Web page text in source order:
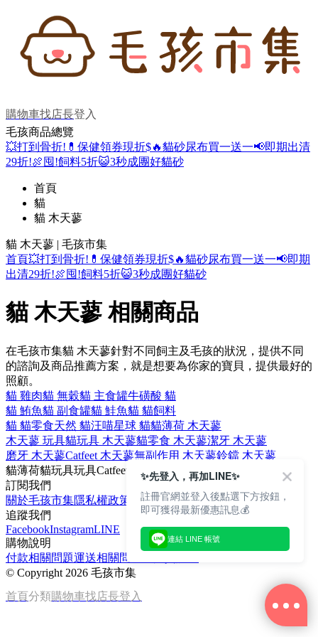
購物車找店長登入
毛孩商品總覽
💥打到骨折! 💊保健領券現折$🔥貓砂尿布買一送一📢即期出清
29折!🍖囤!飼料5折😺3秒成團好貓砂
首頁
貓
貓 木天蓼
貓 木天蓼 | 毛孩市集
首頁💥打到骨折! 💊保健領券現折$🔥貓砂尿布買一送一📢即期
出清29折!🍖囤!飼料5折😺3秒成團好貓砂
貓 木天蓼 相關商品
在毛孩市集貓 木天蓼針對不同飼主及毛孩的狀況，提供不同
的諮詢及商品推薦方案，就是想要為你家的寶貝，提供最好的
照顧。
貓 雞肉貓 無穀貓 主食罐牛磺酸 貓
貓 鮪魚貓 副食罐貓 鮭魚貓 貓飼料
貓 貓零食天然 貓汪喵星球 貓貓薄荷 木天蓼
木天蓼 玩具貓玩具 木天蓼貓零食 木天蓼潔牙 木天蓼
磨牙 木天蓼Catfeet 木天蓼無副作用 木天蓼鈴鐺 木天蓼
貓薄荷貓玩具玩具Catfeet
磨牙
訂閱我們
關於毛孩市集隱私權政策
文章
追蹤我們
FacebookInstagramLINE
購物說明
付款相關問題運送相關問題
© Copyright 2026 毛孩市集
首頁分類購物車找店長登入
✨先登入，再加LINE✨
註冊官網並登入後點選下方按鈕，
即可獲得最新優惠訊息💰
連結 LINE 帳號